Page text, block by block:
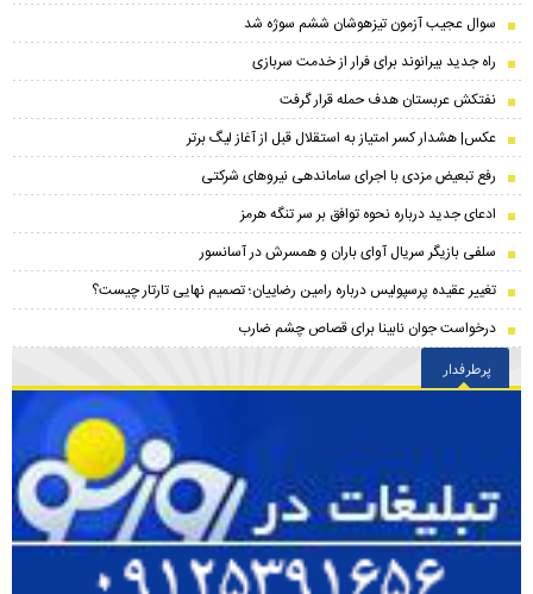
سوال عجیب آزمون تیزهوشان ششم سوژه شد
راه جدید بیرانوند برای فرار از خدمت سربازی
نفتکش عربستان هدف حمله قرار گرفت
عکس| هشدار کسر امتیاز به استقلال قبل از آغاز لیگ برتر
رفع تبعیض مزدی با اجرای ساماندهی نیروهای شرکتی
ادعای جدید درباره نحوه توافق بر سر تنگه هرمز
سلفی بازیگر سریال آوای باران و همسرش در آسانسور
تغییر عقیده پرسپولیس درباره رامین رضاییان؛ تصمیم نهایی تارتار چیست؟
درخواست جوان نابینا برای قصاص چشم ضارب
پرطرفدار